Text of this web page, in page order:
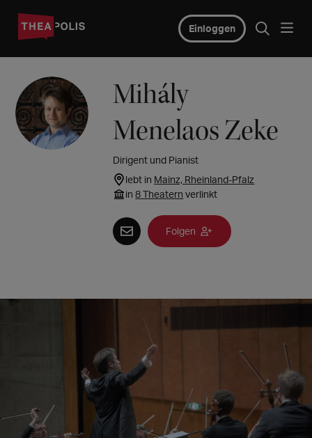
Einloggen
Mihály
Menelaos Zeke
Dirigent und Pianist
lebt in Mainz, Rheinland-Pfalz
in8 Theatern verlinkt
Folgen